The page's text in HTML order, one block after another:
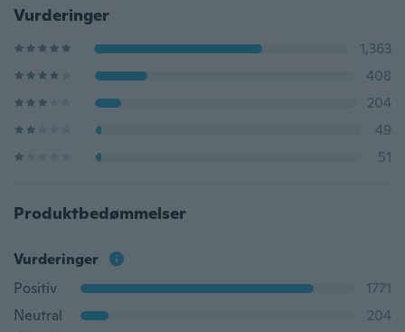
Vurderinger
1,363
408
204
49
51
Produktbedømmelser
Vurderinger
Positiv
1771
Neutral
204